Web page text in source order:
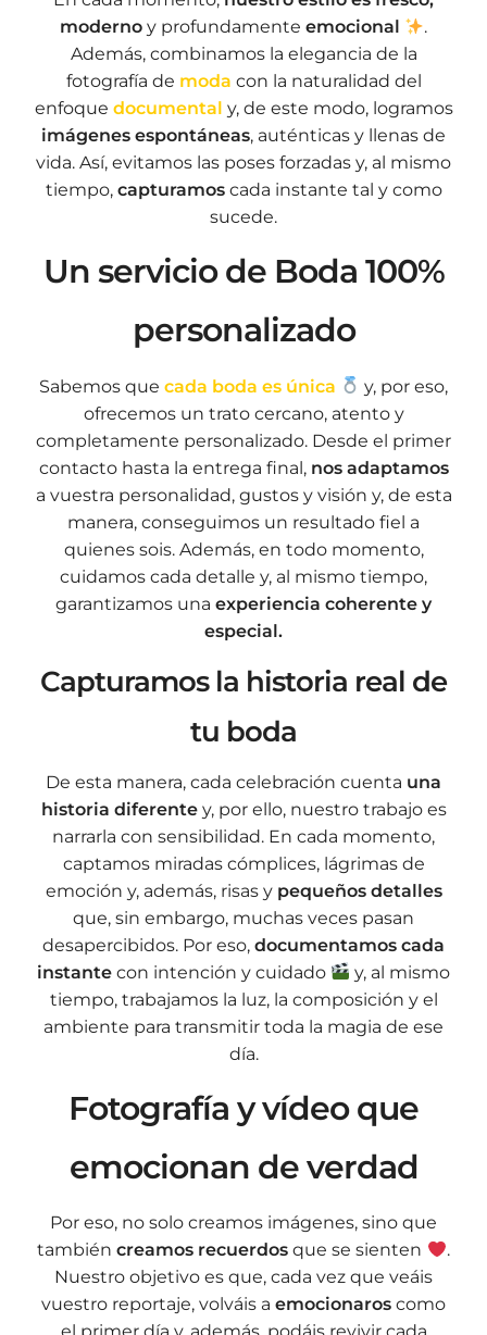
modernoy profundamente emocional
.
Además, combinamos la elegancia de la
fotografía de moda con la naturalidad del
enfoque documental y, de este modo, logramos
imágenes espontáneas, auténticas y llenas de
vida. Así, evitamos las poses forzadas y, al mismo
tiempo, capturamoscada instante tal y como
sucede.
Un servicio de Boda 100%
personalizado
Sabemos que cada boda es única
y, por eso,
ofrecemos un trato cercano, atento y
completamente personalizado. Desde el primer
contacto hasta la entrega final,nos adaptamos
a vuestra personalidad, gustos y visión y, de esta
manera, conseguimos un resultado fiel a
quienes sois. Además, en todo momento,
cuidamos cada detalle y, al mismo tiempo,
garantizamos una experiencia coherente y
especial.
Capturamos la historia real de
tu boda
De esta manera, cada celebración cuenta una
historia diferentey, por ello, nuestro trabajo es
narrarla con sensibilidad. En cada momento,
captamos miradas cómplices, lágrimas de
emoción y, además, risas y pequeños detalles
que, sin embargo, muchas veces pasan
desapercibidos. Por eso, documentamos cada
instantecon intención y cuidado
y, al mismo
tiempo, trabajamos la luz, la composición y el
ambiente para transmitir toda la magia de ese
día.
Fotografía y vídeo que
emocionan de verdad
Por eso, no solo creamos imágenes, sino que
tambiéncreamos recuerdos que se sienten
.
Nuestro objetivo es que, cada vez que veáis
vuestro reportaje, volváis a emocionaros como